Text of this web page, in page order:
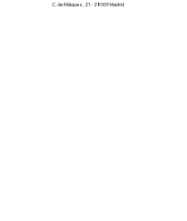
C. de Máiquez, 21 - 28009 Madrid